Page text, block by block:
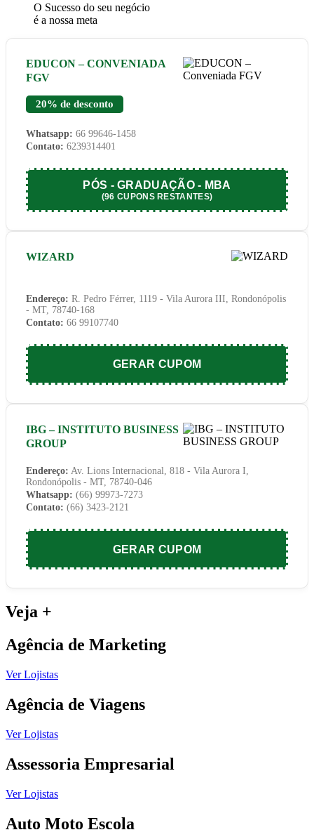
O Sucesso do seu negócio
é a nossa meta
EDUCON – CONVENIADA
FGV
20% de desconto
Whatsapp: 66 99646-1458
Contato: 6239314401
PÓS - GRADUAÇÃO - MBA
(96 CUPONS RESTANTES)
WIZARD
Endereço: R. Pedro Férrer, 1119 - Vila Aurora III, Rondonópolis
- MT, 78740-168
Contato: 66 99107740
GERAR CUPOM
IBG – INSTITUTO BUSINESS
GROUP
Endereço: Av. Lions Internacional, 818 - Vila Aurora I,
Rondonópolis - MT, 78740-046
Whatsapp: (66) 99973-7273
Contato: (66) 3423-2121
GERAR CUPOM
Veja +
Agência de Marketing
Ver Lojistas
Agência de Viagens
Ver Lojistas
Assessoria Empresarial
Ver Lojistas
Auto Moto Escola